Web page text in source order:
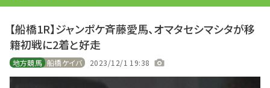
【船橋1R】ジャンポケ斉藤愛馬、オマタセシマシタが移
籍初戦に2着と好走
地方競馬 船橋ケイバ 2023/12/1 19:38